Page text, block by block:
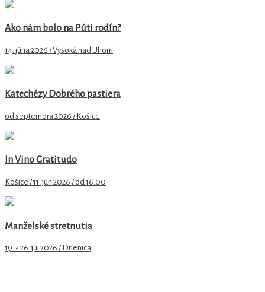
Ako nám bolo na Púti rodín?
14. júna 2026 / Vysoká nad Uhom
Katechézy Dobrého pastiera
od septembra 2026 / Košice
In Vino Gratitudo
Košice / 11. jún 2026 / od 16:00
Manželské stretnutia
19. - 26. júl 2026 / Drienica